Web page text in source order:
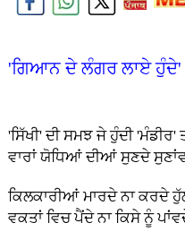
'ਗਿਆਨ ਦੇ ਲੰਗਰ ਲਾਏ ਹੁੰਦੇ'
'ਸਿੱਖੀ' ਦੀ ਸਮਝ ਜੇ ਹੁੰਦੀ 'ਮੰਡੀਰ'
ਵਾਰਾਂ ਯੋਧਿਆਂ ਦੀਆਂ ਸੁਣਦੇ
ਕਿਲਕਾਰੀਆਂ ਮਾਰਦੇ ਨਾ ਕਰਦੇ
ਵਕਤਾਂ ਵਿਚ ਪੈਂਦੇ ਨਾ ਕਿਸੇ ਨੂੰ